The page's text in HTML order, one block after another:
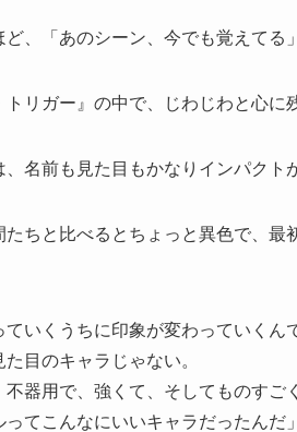
、「あのシーン、今でも覚えてる
リガー』の中で、じわじわと心に
名前も見た目もかなりインパクト
たちと比べるとちょっと異色で、
いくうちに印象が変わっていくん
目のキャラじゃない。
器用で、強くて、そしてものすご
てこんなにいいキャラだったんだ